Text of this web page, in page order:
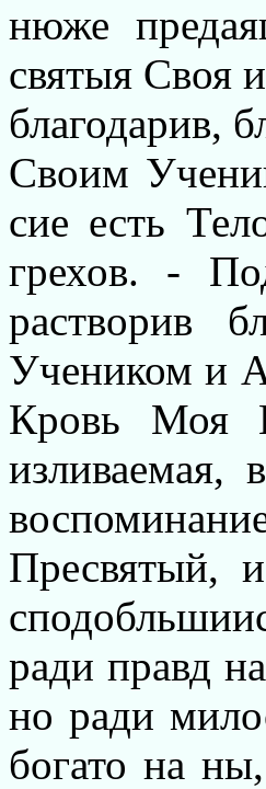
нюже
святыя Своя
благодарив,
Своим
cие есть
грехов. -
растворив
Учеником и
Кровь Моя
изливаемая,
Пресвятый,
ради правд
но ради
богато на